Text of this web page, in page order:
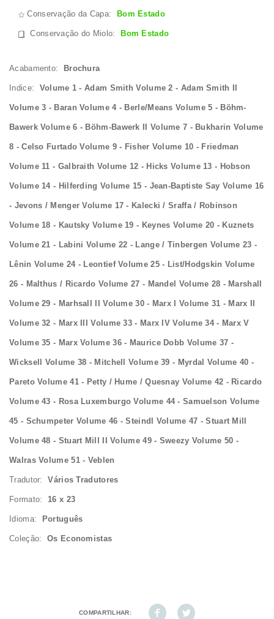
Conservação da Capa: Bom Estado
Conservação do Miolo: Bom Estado
Acabamento: Brochura
Indice: Volume 1 - Adam Smith Volume 2 - Adam Smith II
Volume 3 - Baran Volume 4 - Berle/Means Volume 5 - Böhm-
Bawerk Volume 6 - Böhm-Bawerk II Volume 7 - Bukharin Volume
8 - Celso Furtado Volume 9 - Fisher Volume 10 - Friedman
Volume 11 - Galbraith Volume 12 - Hicks Volume 13 - Hobson
Volume 14 - Hilferding Volume 15 - Jean-Baptiste Say Volume 16
- Jevons / Menger Volume 17 - Kalecki / Sraffa / Robinson
Volume 18 - Kautsky Volume 19 - Keynes Volume 20 - Kuznets
Volume 21 - Labini Volume 22 - Lange / Tinbergen Volume 23 -
Lênin Volume 24 - Leontief Volume 25 - List/Hodgskin Volume
26 - Malthus / Ricardo Volume 27 - Mandel Volume 28 - Marshall
Volume 29 - Marhsall II Volume 30 - Marx I Volume 31 - Marx II
Volume 32 - Marx III Volume 33 - Marx IV Volume 34 - Marx V
Volume 35 - Marx Volume 36 - Maurice Dobb Volume 37 -
Wicksell Volume 38 - Mitchell Volume 39 - Myrdal Volume 40 -
Pareto Volume 41 - Petty / Hume / Quesnay Volume 42 - Ricardo
Volume 43 - Rosa Luxemburgo Volume 44 - Samuelson Volume
45 - Schumpeter Volume 46 - Steindl Volume 47 - Stuart Mill
Volume 48 - Stuart Mill II Volume 49 - Sweezy Volume 50 -
Walras Volume 51 - Veblen
Tradutor:Vários Tradutores
Formato: 16 x 23
Idioma: Português
Coleção: Os Economistas
COMPARTILHAR: